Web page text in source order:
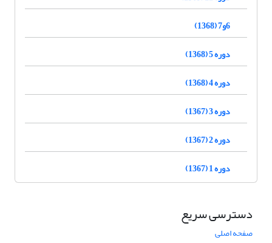
6و7 (1368)
دوره 5 (1368)
دوره 4 (1368)
دوره 3 (1367)
دوره 2 (1367)
دوره 1 (1367)
دسترسی سریع
صفحه اصلی